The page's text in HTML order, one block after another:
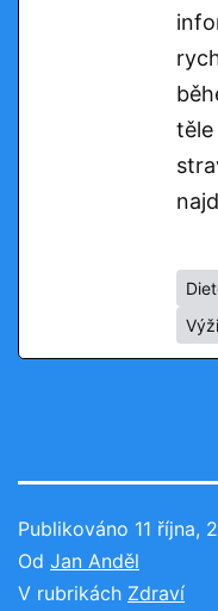
těle
Publikováno 11 října,
Od Jan Anděl
V rubrikách Zdraví